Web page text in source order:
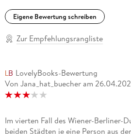
Eigene Bewertung schreiben
Zur Empfehlungsrangliste
LovelyBooks-Bewertung
Von Jana_hat_buecher am
Im vierten Fall des Wiener-Berliner-
beiden Städten je eine Person aus